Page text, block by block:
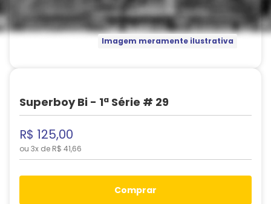
Imagem meramente ilustrativa
Superboy Bi - 1ª Série # 29
R$ 125,00
ou 3x de R$ 41,66
comprar